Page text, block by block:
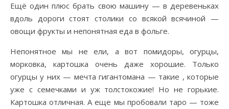
Ещё один плюс брать свою машину — в деревеньках
вдоль дороги стоят столики со всякой всячиной —
овощи фрукты и непонятная еда в фольге.
Непонятное мы не ели, а вот помидоры, огурцы,
морковка, картошка очень даже хорошие. Только
огурцы у них — мечта гигантомана — такие , которые
уже с семечками и уж толстокожие! Но не горькие.
Картошка отличная. А еще мы пробовали таро — тоже